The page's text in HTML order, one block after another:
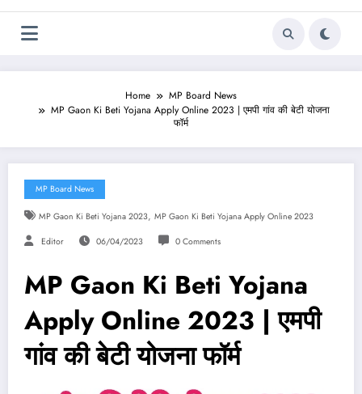
Home
MP Board News
MP Gaon Ki Beti Yojana Apply Online 2023 | एमपी गांव की बेटी योजना
फॉर्म
MP Board News
MP Gaon Ki Beti Yojana 2023, MP Gaon Ki Beti Yojana Apply Online 2023
Editor 06/04/2023 0 Comments
MP Gaon Ki Beti Yojana
Apply Online 2023 | एमपी
गांव की बेटी योजना फॉर्म